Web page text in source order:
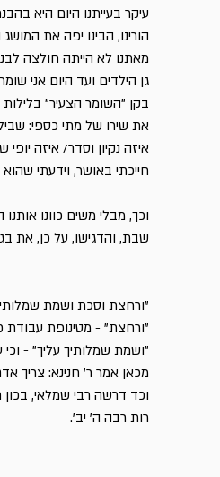
עיקר בעייתנו היום היא
הורינו, הבינו יפה את
מאתנו לא הייתה חולצה
גן הילדים ועד היום אני
בקן "השומר הצעיר"
את שירו של מתי כספי:
איזה נקיון וסדר/ איזה
חייכתי באושר, וידעתי
וכך, מבלי משים כוונו
שבת, והדגישו, על כן, את
"ורחצת וסכת ושמת שמלותיך
"ורחצת" - מטינופת עבודת
"ושמת שמלותיך עליך" -
מכאן אמר ר' חנינא: צריך
וכד דרשה רבי שמלאי,
רות רבה ה' יב'.